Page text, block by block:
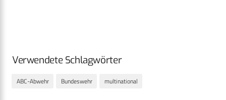
Verwendete Schlagwörter
ABC-Abwehr Bundeswehr multinational